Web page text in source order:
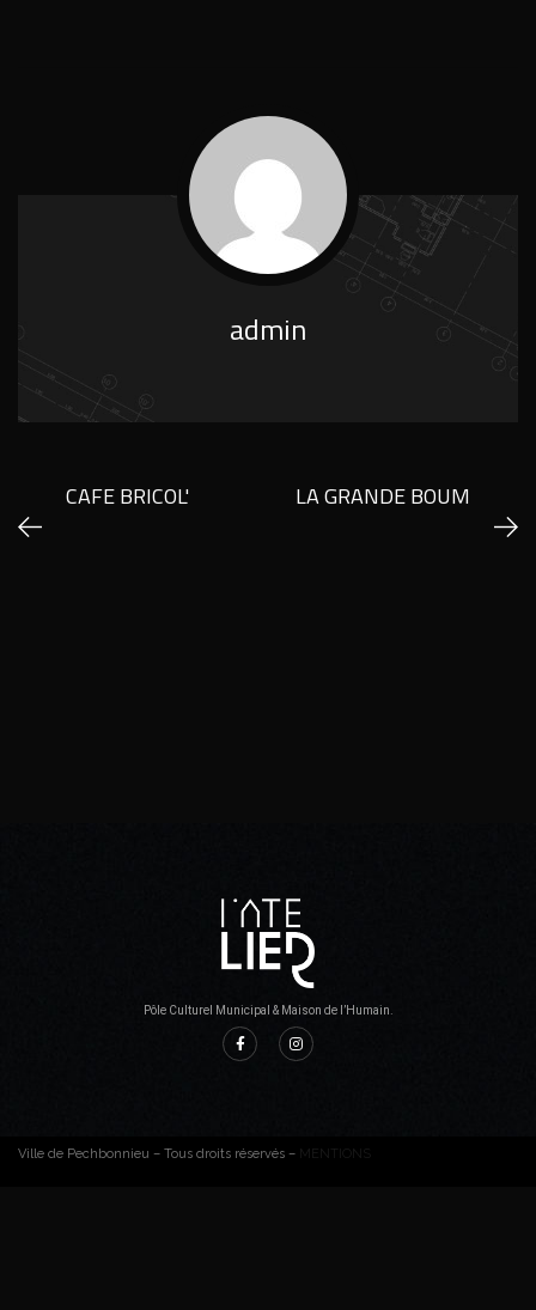
admin
CAFE BRICOL' LA GRANDE BOUM
Pôle Culturel Municipal & Maison de l’Humain.
Ville de Pechbonnieu – Tous droits réservés – MENTIONS